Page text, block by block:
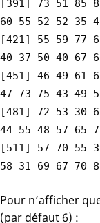
[391] 73 51 85
60 55 52 52 35
[421] 55 59 77
40 37 50 40 67
[451] 46 49 61
47 73 75 43 49
[481] 72 53 30
44 55 48 57 65
[511] 57 70 55
58 31 69 67 70
Pour n’afficher
(par défaut 6) :